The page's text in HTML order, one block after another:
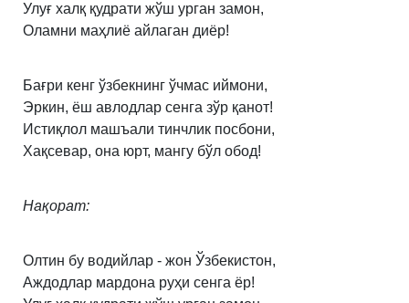
Улуғ халқ қудрати жўш урган замон,
Оламни маҳлиё айлаган диёр!
Бағри кенг ўзбекнинг ўчмас иймони,
Эркин, ёш авлодлар сенга зўр қанот!
Истиқлол машъали тинчлик посбони,
Хақсевар, она юрт, мангу бўл обод!
Нақорат:
Олтин бу водийлар - жон Ўзбекистон,
Аждодлар мардона руҳи сенга ёр!